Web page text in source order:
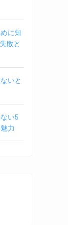
に知
敗と
いと
い5
力